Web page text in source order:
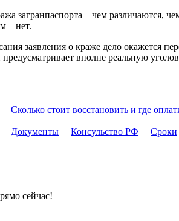
загранпаспорта – чем различаются,
– нет.
заявления о краже дело окажется
вполне реальную
Сколько стоит восстановить и где
Документы Консульство РФ Сроки
сейчас!